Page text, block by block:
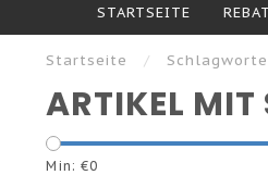
STARTSEITE
Startseite / Schlagworte
ARTIKEL
Min: €0